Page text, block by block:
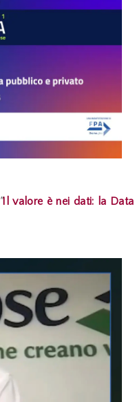
"Il valore è nei dati: la